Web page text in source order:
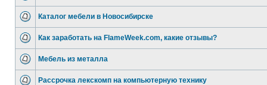
Каталог мебели в Новосибирске
Как заработать на FlameWeek.com, какие отзывы?
Мебель из металла
Рассрочка лекскомп на компьютерную технику